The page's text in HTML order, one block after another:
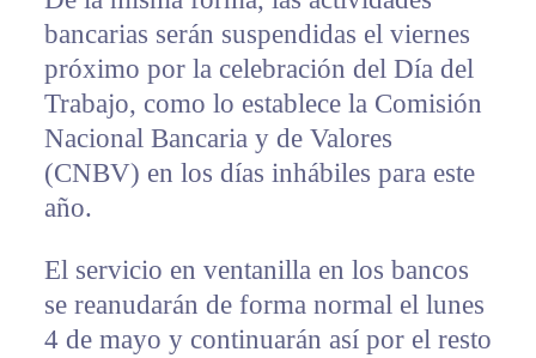
bancarias serán suspendidas el viernes
próximo por la celebración del Día del
Trabajo, como lo establece la Comisión
Nacional Bancaria y de Valores
(CNBV) en los días inhábiles para este
año.
El servicio en ventanilla en los bancos
se reanudarán de forma normal el lunes
4 de mayo y continuarán así por el resto